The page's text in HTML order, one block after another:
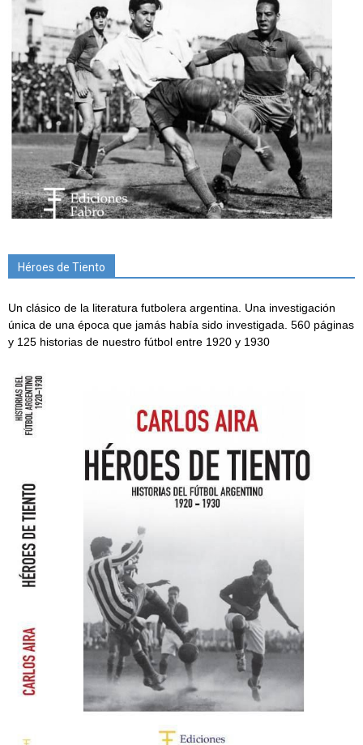
Héroes de Tiento
Un clásico de la literatura futbolera argentina. Una investigación
única de una época que jamás había sido investigada. 560 páginas
y 125 historias de nuestro fútbol entre 1920 y 1930